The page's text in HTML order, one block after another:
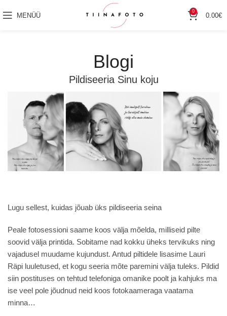
MENÜÜ
0
0.00€
Blogi
Pildiseeria Sinu koju
Lugu sellest, kuidas jõuab üks pildiseeria seina
Peale fotosessioni saame koos välja mõelda, milliseid pilte
soovid välja printida. Sobitame nad kokku üheks tervikuks ning
vajadusel muudame kujundust. Antud piltidele lisasime Lauri
Räpi luuletused, et kogu seeria mõte paremini välja tuleks. Pildid
siin postituses on tehtud telefoniga omanike poolt ja kahjuks ma
ise veel pole jõudnud neid koos fotokaameraga vaatama
minna…